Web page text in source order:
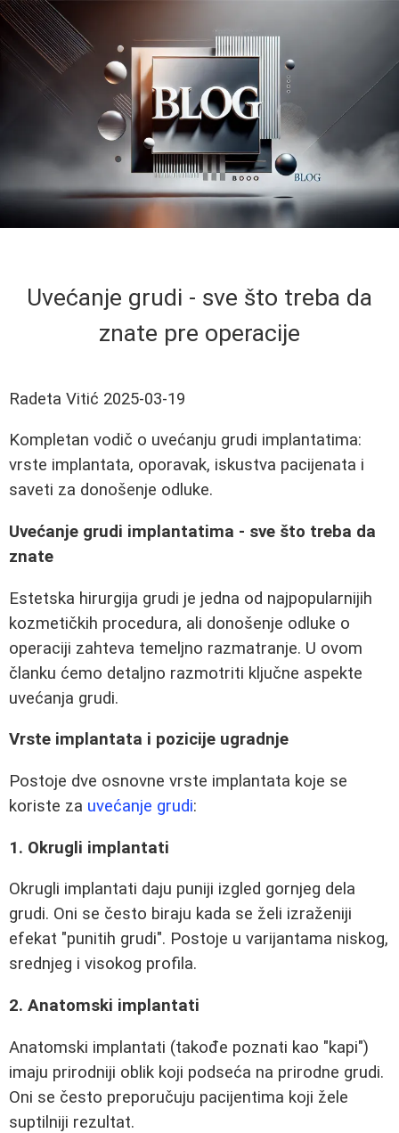
Uvećanje grudi - sve što treba da
znate pre operacije
Radeta Vitić 2025-03-19
Kompletan vodič o uvećanju grudi implantatima:
vrste implantata, oporavak, iskustva pacijenata i
saveti za donošenje odluke.
Uvećanje grudi implantatima - sve što treba da
znate
Estetska hirurgija grudi je jedna od najpopularnijih
kozmetičkih procedura, ali donošenje odluke o
operaciji zahteva temeljno razmatranje. U ovom
članku ćemo detaljno razmotriti ključne aspekte
uvećanja grudi.
Vrste implantata i pozicije ugradnje
Postoje dve osnovne vrste implantata koje se
koriste za uvećanje grudi:
1. Okrugli implantati
Okrugli implantati daju puniji izgled gornjeg dela
grudi. Oni se često biraju kada se želi izraženiji
efekat "punitih grudi". Postoje u varijantama niskog,
srednjeg i visokog profila.
2. Anatomski implantati
Anatomski implantati (takođe poznati kao "kapi")
imaju prirodniji oblik koji podseća na prirodne grudi.
Oni se često preporučuju pacijentima koji žele
suptilniji rezultat.